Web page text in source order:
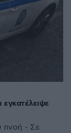
πνοή - Σε